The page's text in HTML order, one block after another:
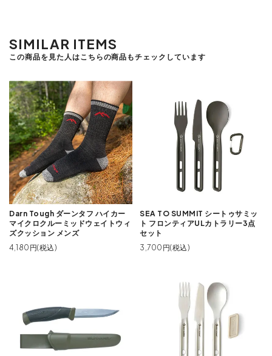
SIMILAR ITEMS
この商品を見た人はこちらの商品もチェックしています
Darn Tough ダーンタフ ハイカー
マイクロクルーミッドウェイトウィ
ズクッション メンズ
4,180円(税込)
SEA TO SUMMIT シートゥサミッ
ト フロンティアULカトラリー3点
セット
3,700円(税込)